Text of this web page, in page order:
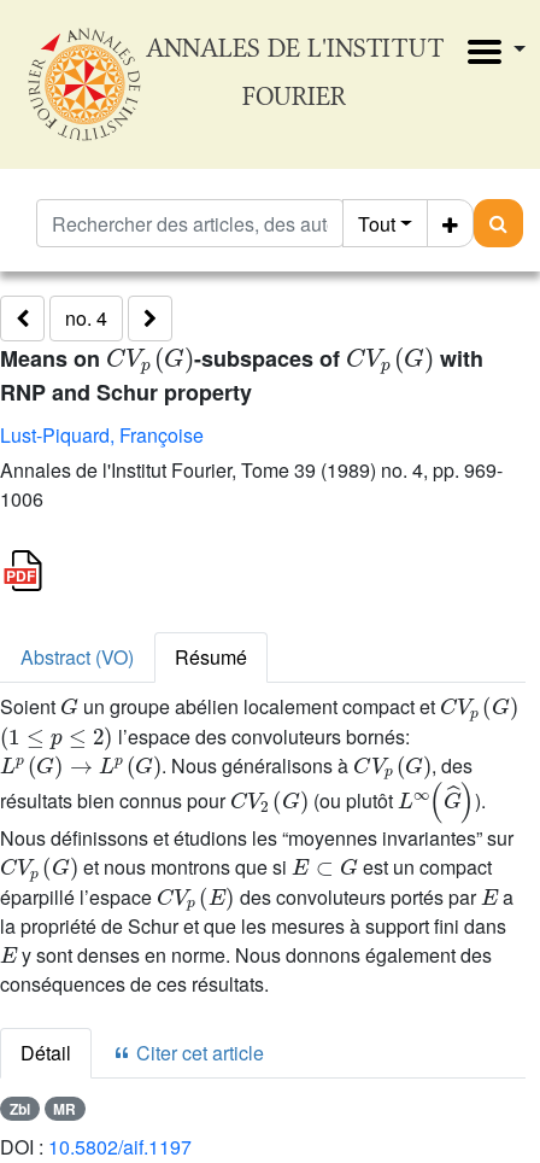
ANNALES DE L'INSTITUT
FOURIER
Tout
no. 4
Means on
CVp(G )
-subspaces of
( G)
with
RNP and Schur property
Lust-Piquard, Françoise
Annales de l'Institut Fourier, Tome 39 (1989) no. 4, pp. 969-
1006
Abstract (VO)
Résumé
Soient
G
un groupe abélien localement compact et
CVp(G)
(1≤p≤2)
l’espace des convoluteurs bornés:
Lp (G)→Lp( G)
. Nous généralisons à
CVp(G)
, des
résultats bien connus pour
CV2(G)
(ou plutôt
L∞(G^)
).
Nous définissons et étudions les “moyennes invariantes” sur
CVp(G)
et nous montrons que si
E⊂G
est un compact
éparpillé l’espace
CVp(E)
des convoluteurs portés par
E
a
la propriété de Schur et que les mesures à support fini dans
E
y sont denses en norme. Nous donnons également des
conséquences de ces résultats.
Détail Citer cet article
Zbl MR
DOI : 10.5802/aif.1197